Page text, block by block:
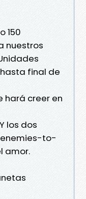
150
nuestros
final de
hará creer en
los dos
enemies-to-
amor.